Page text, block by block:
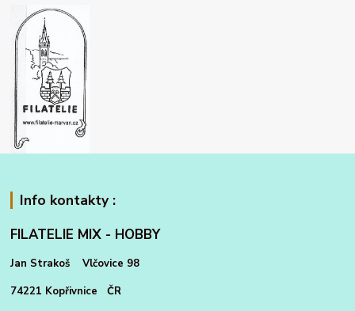
Info kontakty :
FILATELIE MIX - HOBBY
Jan Strakoš Vlčovice 98
74221 Kopřivnice ČR